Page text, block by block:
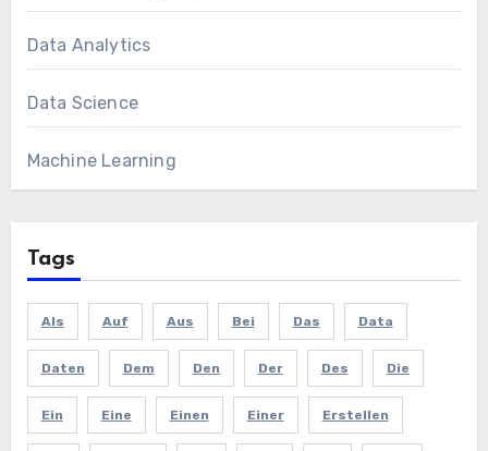
Data Analytics
Data Science
Machine Learning
Tags
Als Auf Aus Bei Das Data
Daten Dem Den Der Des Die
Ein Eine Einen Einer Erstellen